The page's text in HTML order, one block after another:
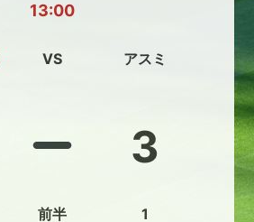
13:00
VS
前半
アスミ
3
1